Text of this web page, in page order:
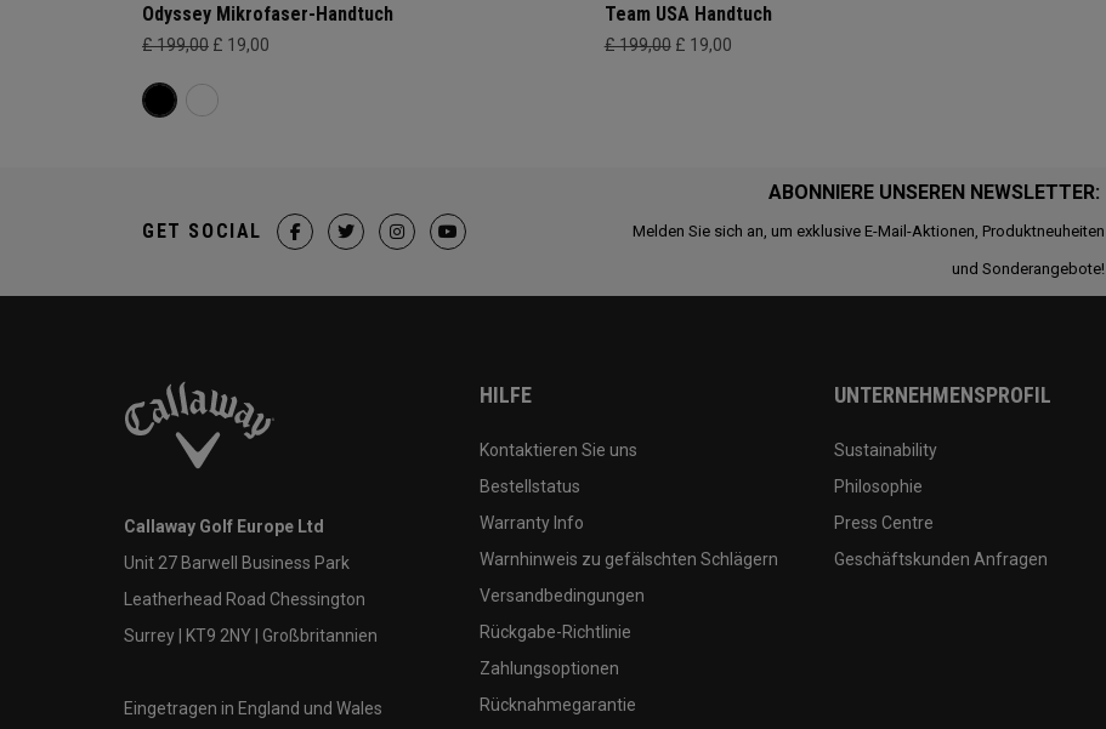
Odyssey Mikrofaser-Handtuch
£ 199,00 £ 19,00
Team USA Handtuch
£ 199,00 £ 19,00
ABONNIERE UNSEREN NEWSLETTER:
Melden Sie sich an, um exklusive E-Mail-Aktionen, Produktneuheiten
und Sonderangebote!
GET SOCIAL
Callaway Golf Europe Ltd
Unit 27 Barwell Business Park
Leatherhead Road Chessington
Surrey | KT9 2NY | Großbritannien
Eingetragen in England und Wales
HILFE
Kontaktieren Sie uns
Bestellstatus
Warranty Info
Warnhinweis zu gefälschten Schlägern
Versandbedingungen
Rückgabe-Richtlinie
Zahlungsoptionen
Rücknahmegarantie
UNTERNEHMENSPROFIL
Sustainability
Philosophie
Press Centre
Geschäftskunden Anfragen